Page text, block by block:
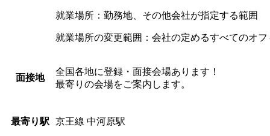
就業場所：勤務地、その他会社が指定する範囲
就業場所の変更範囲：会社の定めるすべてのオフ
面接地
全国各地に登録・面接会場あります！
最寄りの会場をご案内します。
最寄り駅 京王線 中河原駅